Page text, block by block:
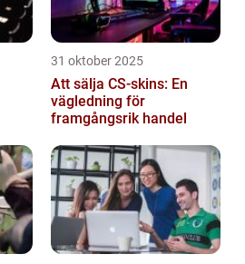
31 oktober 2025
Att sälja CS-skins: En
vägledning för
framgångsrik handel